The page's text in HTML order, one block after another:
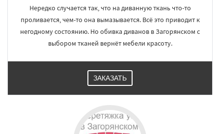
Нередко случается так, что на диванную ткань что-то
проливается, чем-то она вымазывается. Всё это приводит к
негодному состоянию. Но обивка диванов в Загорянском с
выбором тканей вернёт мебели красоту.
ЗАКАЗАТЬ